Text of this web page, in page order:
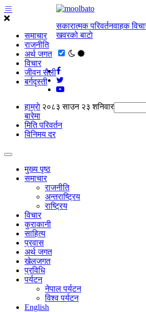
समाचार
राजनीति
अर्थ जगत
विचार
जीवन सैली
बर्गदृस्ती
सकारात्मक परिवर्तनवाहक
खवरको बाटाे
२०८३ साउन २३ शनिवार
हाम्राे
बारेमा
मिति परिवर्तन
विनिमय दर
मुख्य पृष्ठ
समाचार
राजनीति
अन्तराष्ट्रिय
राष्ट्रिय
विचार
कुराकानी
साहित्य
प्रवास
अर्थ जगत
खेलजगत
प्रविधि
पर्यटन
नेपाल पर्यटन
विश्व पर्यटन
English